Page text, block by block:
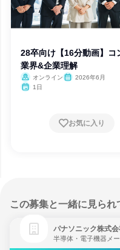
28卒向け【16分動画】コ
業界&企業理解
オンライン
2026年6月
1日
お気に入り
この募集と一緒に見られ
パナソニック株式
半導体・電子機器メ